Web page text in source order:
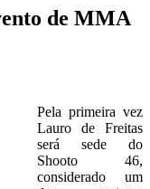
de MMA
Pela primeira vez
Lauro de Freitas
será sede do
Shooto 46,
considerado um